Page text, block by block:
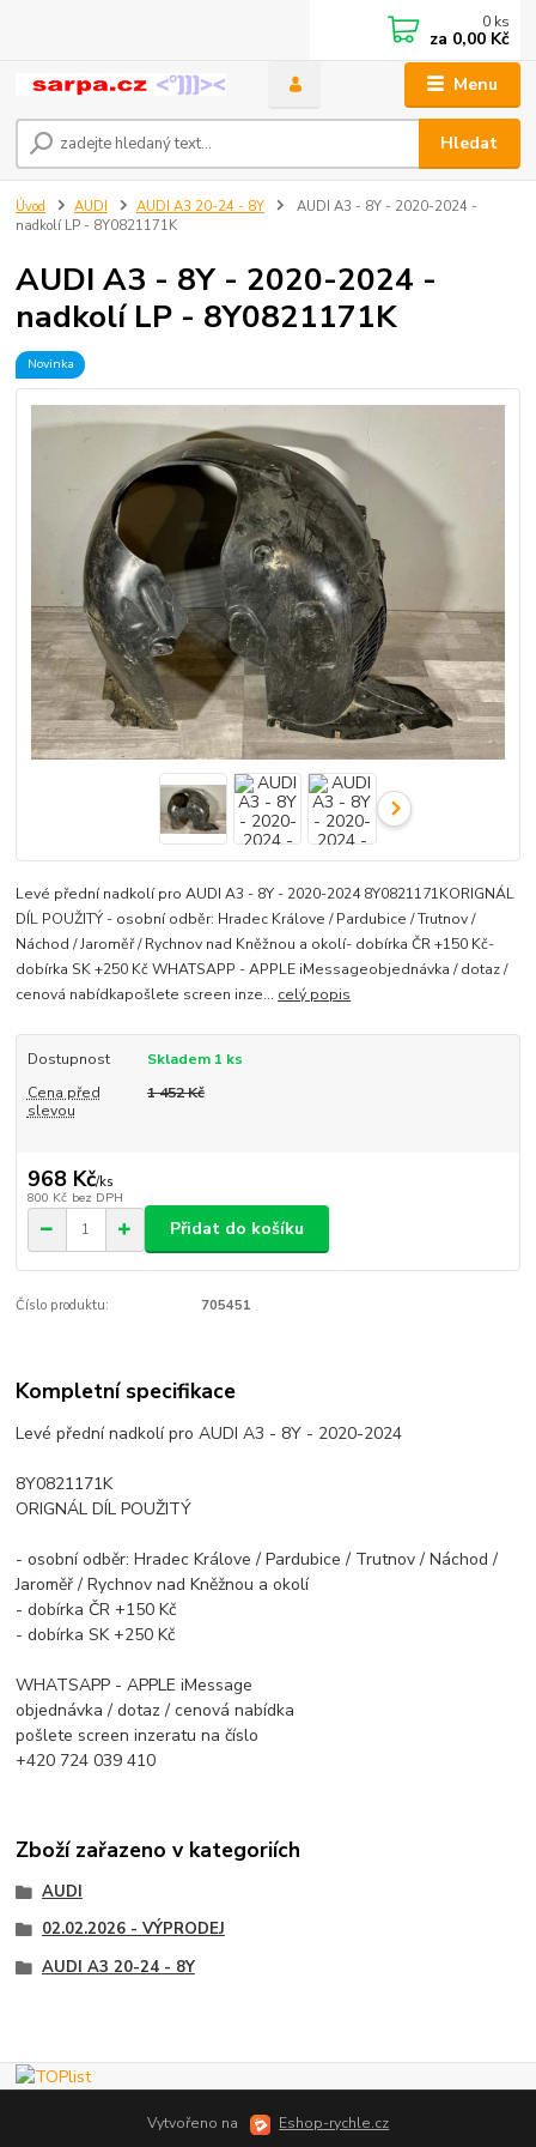
Menu
Hledat
0 ks
za 0,00 Kč
Úvod AUDI AUDI A3 20-24 - 8Y
AUDI A3 - 8Y - 2020-2024 -
nadkolí LP - 8Y0821171K
AUDI A3 - 8Y - 2020-2024 -
nadkolí LP - 8Y0821171K
Novinka
Levé přední nadkolí pro AUDI A3 - 8Y - 2020-2024 8Y0821171KORIGNÁL
DÍL POUŽITÝ - osobní odběr: Hradec Králove / Pardubice / Trutnov /
Náchod / Jaroměř / Rychnov nad Kněžnou a okolí- dobírka ČR +150 Kč-
dobírka SK +250 Kč WHATSAPP - APPLE iMessageobjednávka / dotaz /
cenová nabídkapošlete screen inze... celý popis
Dostupnost
Skladem 1 ks
Cena před
slevou
1 452 Kč
968 Kč/ks
800 Kč bez DPH
Přidat do košíku
Číslo produktu: 705451
Kompletní specifikace
Levé přední nadkolí pro AUDI A3 - 8Y - 2020-2024
8Y0821171K
ORIGNÁL DÍL POUŽITÝ
- osobní odběr: Hradec Králove / Pardubice / Trutnov / Náchod /
Jaroměř / Rychnov nad Kněžnou a okolí
- dobírka ČR +150 Kč
- dobírka SK +250 Kč
WHATSAPP - APPLE iMessage
objednávka / dotaz / cenová nabídka
pošlete screen inzeratu na číslo
+420 724 039 410
Zboží zařazeno v kategoriích
AUDI
02.02.2026 - VÝPRODEJ
AUDI A3 20-24 - 8Y
Vytvořeno na Eshop-rychle.cz